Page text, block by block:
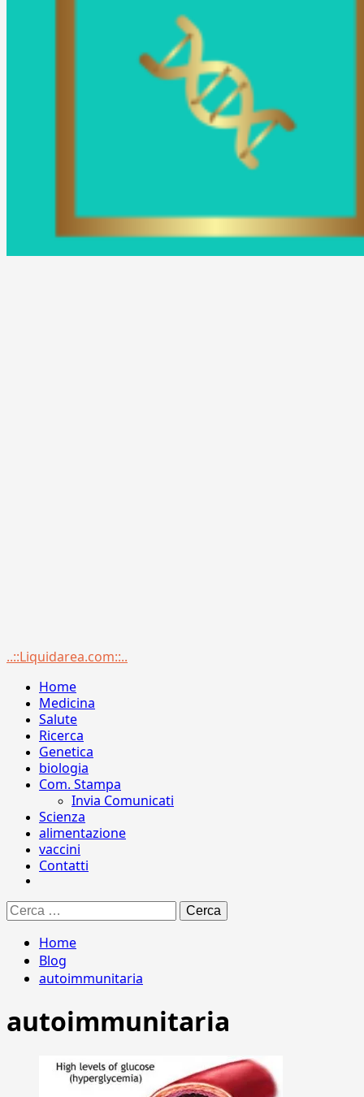
Menu
..::Liquidarea.com::..
Home
Medicina
Salute
Ricerca
Genetica
biologia
Com. Stampa
Invia Comunicati
Scienza
alimentazione
vaccini
Contatti
Ricerca
per:
Home
Blog
autoimmunitaria
autoimmunitaria